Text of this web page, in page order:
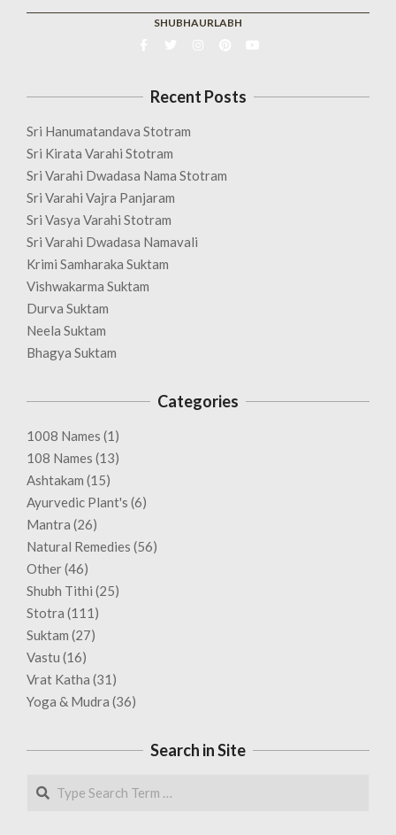
SHUBHAURLABH
Recent Posts
Sri Hanumatandava Stotram
Sri Kirata Varahi Stotram
Sri Varahi Dwadasa Nama Stotram
Sri Varahi Vajra Panjaram
Sri Vasya Varahi Stotram
Sri Varahi Dwadasa Namavali
Krimi Samharaka Suktam
Vishwakarma Suktam
Durva Suktam
Neela Suktam
Bhagya Suktam
Categories
1008 Names (1)
108 Names (13)
Ashtakam (15)
Ayurvedic Plant's (6)
Mantra (26)
Natural Remedies (56)
Other(46)
Shubh Tithi (25)
Stotra (111)
Suktam (27)
Vastu (16)
Vrat Katha (31)
Yoga & Mudra (36)
Search in Site
Search